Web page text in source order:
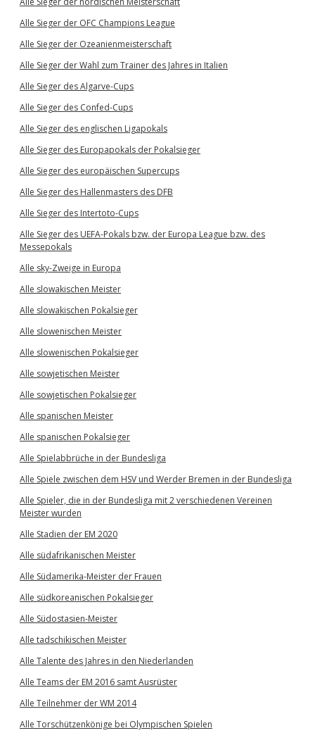
Alle Sieger der OFC Champions League
Alle Sieger der Ozeanienmeisterschaft
Alle Sieger der Wahl zum Trainer des Jahres in Italien
Alle Sieger des Algarve-Cups
Alle Sieger des Confed-Cups
Alle Sieger des englischen Ligapokals
Alle Sieger des Europapokals der Pokalsieger
Alle Sieger des europäischen Supercups
Alle Sieger des Hallenmasters des DFB
Alle Sieger des Intertoto-Cups
Alle Sieger des UEFA-Pokals bzw. der Europa League bzw. des
Messepokals
Alle sky-Zweige in Europa
Alle slowakischen Meister
Alle slowakischen Pokalsieger
Alle slowenischen Meister
Alle slowenischen Pokalsieger
Alle sowjetischen Meister
Alle sowjetischen Pokalsieger
Alle spanischen Meister
Alle spanischen Pokalsieger
Alle Spielabbrüche in der Bundesliga
Alle Spiele zwischen dem HSV und Werder Bremen in der Bundesliga
Alle Spieler, die in der Bundesliga mit 2 verschiedenen Vereinen
Meister wurden
Alle Stadien der EM 2020
Alle südafrikanischen Meister
Alle Südamerika-Meister der Frauen
Alle südkoreanischen Pokalsieger
Alle Südostasien-Meister
Alle tadschikischen Meister
Alle Talente des Jahres in den Niederlanden
Alle Teams der EM 2016 samt Ausrüster
Alle Teilnehmer der WM 2014
Alle Torschützenkönige bei Olympischen Spielen